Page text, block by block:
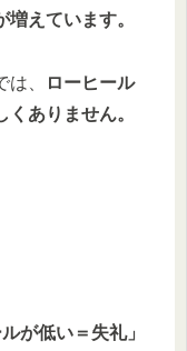
えています。
、
ローヒール
ありません。
ルが低い＝失礼」